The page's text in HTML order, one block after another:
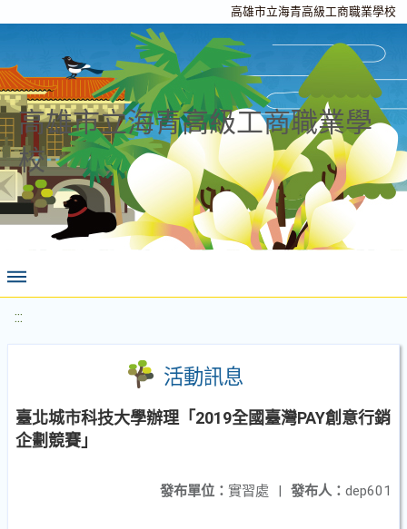
高雄市立海青高級工商職業學校
高雄市立海青高級工商職業學
校
:::
活動訊息
臺北城市科技大學辦理「2019全國臺灣PAY創意行銷
企劃競賽」
發布人： dep601
發布單位： 實習處 |